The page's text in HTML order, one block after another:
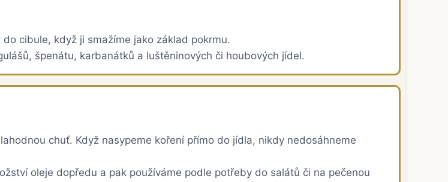
cibule, když ji smažíme jako základ pokrmu.
špenátu, karbanátků a luštěninových či houbových jídel.
chuť. Když nasypeme koření přímo do jídla, nikdy nedosáhneme
oleje dopředu a pak používáme podle potřeby do salátů či na pečenou